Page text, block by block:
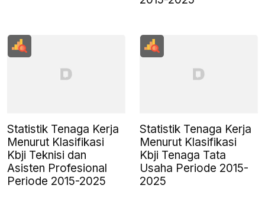
Statistik Tenaga Kerja
Menurut Klasifikasi
Kbji Teknisi dan
Asisten Profesional
Periode 2015-2025
Statistik Tenaga Kerja
Menurut Klasifikasi
Kbji Tenaga Tata
Usaha Periode 2015-
2025